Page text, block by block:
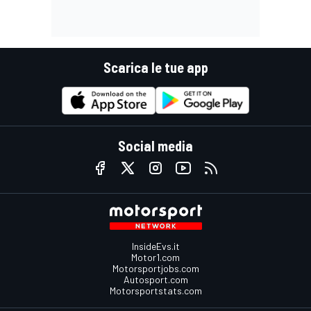
Scarica le tue app
Social media
InsideEvs.it
Motor1.com
Motorsportjobs.com
Autosport.com
Motorsportstats.com